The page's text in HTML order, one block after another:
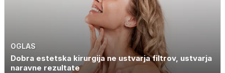
OGLAS
Dobra estetska kirurgija ne ustvarja filtrov, ustvarja
naravne rezultate